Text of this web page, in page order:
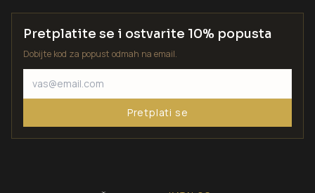
Pretplatite se i ostvarite 10% popusta
Dobijte kod za popust odmah na email.
Pretplati se